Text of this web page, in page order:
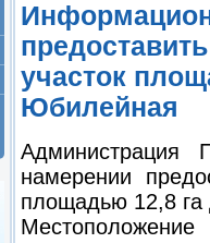
участок
Юбилейная
Администрация
намерении
площадью 12,8 га
Местоположение